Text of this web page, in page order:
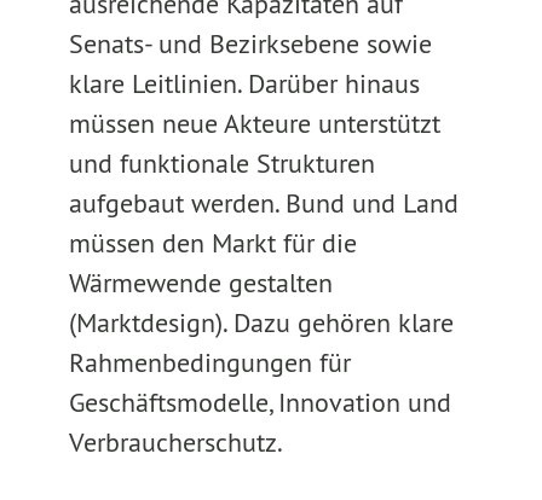
Senats- und Bezirksebene sowie
klare Leitlinien. Darüber hinaus
müssen neue Akteure unterstützt
und funktionale Strukturen
aufgebaut werden. Bund und Land
müssen den Markt für die
Wärmewende gestalten
(Marktdesign). Dazu gehören klare
Rahmenbedingungen für
Geschäftsmodelle, Innovation und
Verbraucherschutz.